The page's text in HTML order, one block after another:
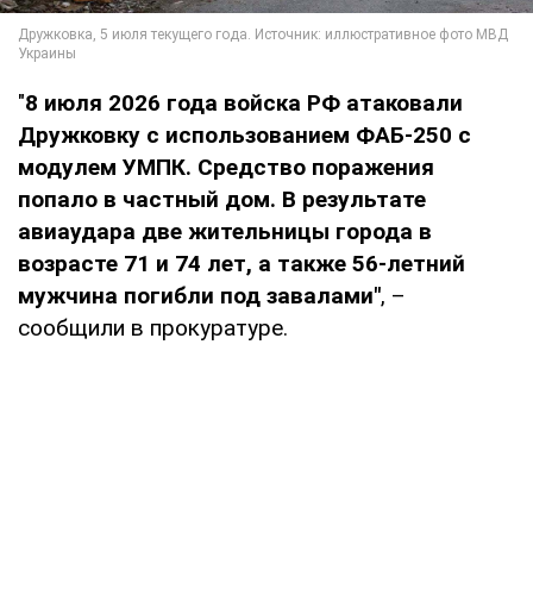
"8 июля 2026 года войска РФ атаковали
Дружковку с использованием ФАБ-250 с
модулем УМПК. Средство поражения
попало в частный дом. В результате
авиаудара две жительницы города в
возрасте 71 и 74 лет, а также 56-летний
мужчина погибли под завалами", –
сообщили в прокуратуре.